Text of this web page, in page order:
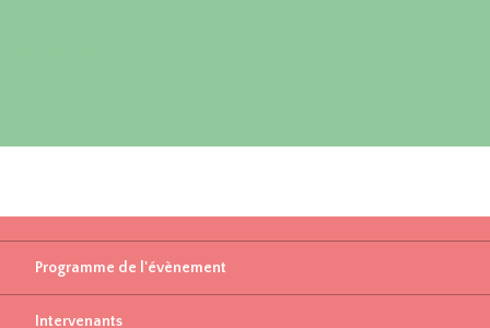
Programme de l'évènement
Intervenants